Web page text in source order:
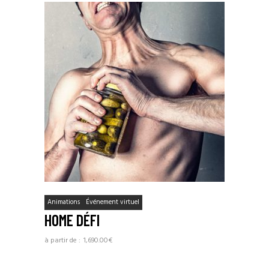
Animations Événement virtuel
HOME DÉFI
1,690.00€